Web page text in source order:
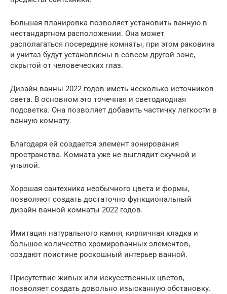
Большая планировка позволяет установить ванную в
нестандартном расположении. Она может
располагаться посередине комнаты, при этом раковина
и унитаз будут установлены в совсем другой зоне,
скрытой от человеческих глаз.
Дизайн ванны 2022 годов иметь несколько источников
света. В основном это точечная и светодиодная
подсветка. Она позволяет добавить частичку легкости в
ванную комнату.
Благодаря ей создается элемент зонирования
пространства. Комната уже не выглядит скучной и
унылой.
Хорошая сантехника необычного цвета и формы,
позволяют создать достаточно функциональный
дизайн ванной комнаты 2022 годов.
Имитация натурального камня, кирпичная кладка и
большое количество хромированных элементов,
создают поистине роскошный интерьер ванной.
Присутствие живых или искусственных цветов,
позволяет создать довольно изысканную обстановку.